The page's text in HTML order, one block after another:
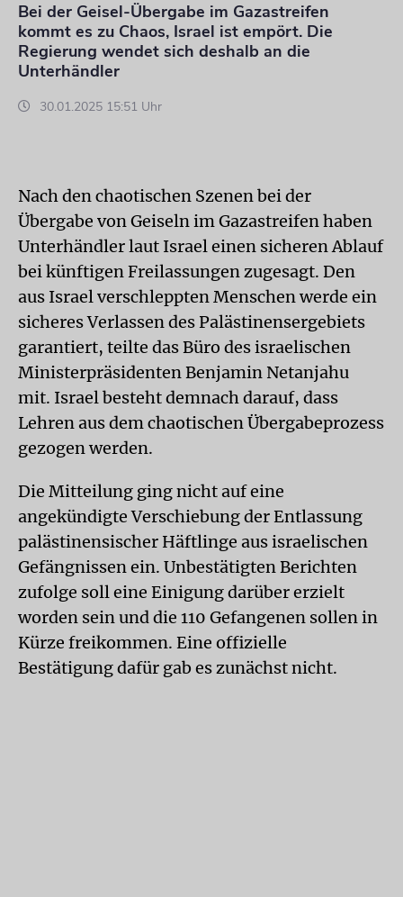
Bei der Geisel-Übergabe im Gazastreifen
kommt es zu Chaos, Israel ist empört. Die
Regierung wendet sich deshalb an die
Unterhändler
30.01.2025 15:51 Uhr
Nach den chaotischen Szenen bei der
Übergabe von Geiseln im Gazastreifen haben
Unterhändler laut Israel einen sicheren Ablauf
bei künftigen Freilassungen zugesagt. Den
aus Israel verschleppten Menschen werde ein
sicheres Verlassen des Palästinensergebiets
garantiert, teilte das Büro des israelischen
Ministerpräsidenten Benjamin Netanjahu
mit. Israel besteht demnach darauf, dass
Lehren aus dem chaotischen Übergabeprozess
gezogen werden.
Die Mitteilung ging nicht auf eine
angekündigte Verschiebung der Entlassung
palästinensischer Häftlinge aus israelischen
Gefängnissen ein. Unbestätigten Berichten
zufolge soll eine Einigung darüber erzielt
worden sein und die 110 Gefangenen sollen in
Kürze freikommen. Eine offizielle
Bestätigung dafür gab es zunächst nicht.